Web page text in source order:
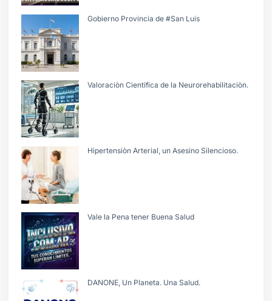
Gobierno Provincia de #San Luis
Valoraciòn Cientifica de la Neurorehabilitaciòn.
Hipertensiòn Arterial, un Asesino Silencioso.
Vale la Pena tener Buena Salud
DANONE, Un Planeta. Una Salud.